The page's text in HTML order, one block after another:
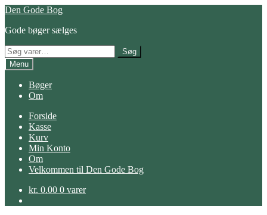
Spring
navigation
Spring
indhold
Den Gode Bog
Gode bøger sælges
Søg
efter:
Søg
Menu
Bøger
Om
Forside
Kasse
Kurv
Min Konto
Om
Velkommen til Den Gode Bog
kr. 0.00 0 varer